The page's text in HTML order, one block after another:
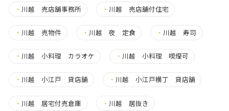
・ 川越 売店舗事務所 ・ 川越 売店舗付住宅
・ 川越 売物件 ・ 川越 夜 定食 ・ 川越 寿司
・ 川越 小料理 カラオケ ・ 川越 小料理 喫煙可
・ 川越 小江戸 貸店舗 ・ 川越 小江戸横丁 貸店舗
・ 川越 居宅付売倉庫 ・ 川越 居抜き